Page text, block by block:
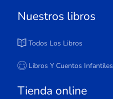
Nuestros libros
Todos Los Libros
Libros Y Cuentos Infantiles
Tienda online